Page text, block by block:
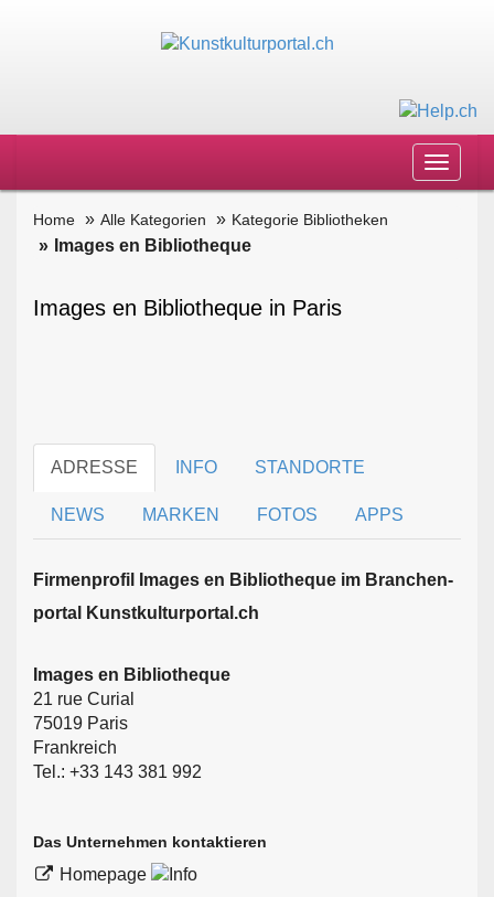
Toggle
Home Alle Kategorien Kategorie Bibliotheken
Images en Bibliotheque
Images en Bibliotheque in Paris
ADRESSE INFO STANDORTE
NEWS MARKEN FOTOS APPS
Firmen­profil Images en Bibliotheque im Branchen­
portal Kunstkulturportal.ch
Images en Bibliotheque
21 rue Curial
75019 Paris
Frankreich
Tel.: +33 143 381 992
Das Unternehmen kontaktieren
Homepage